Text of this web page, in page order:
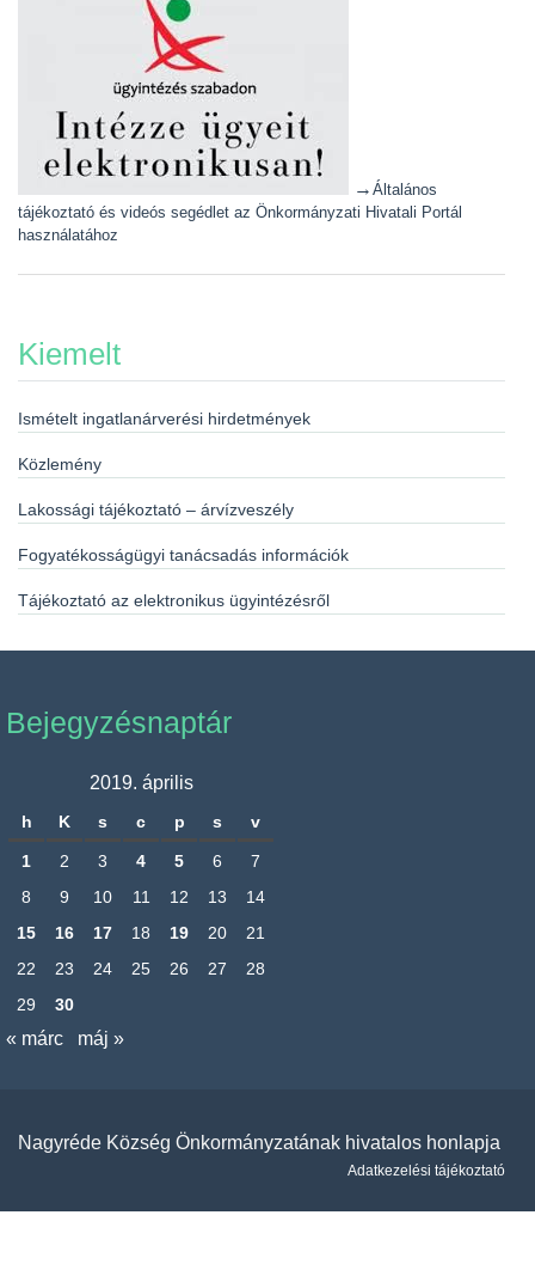
→ Általános
tájékoztató és videós segédlet az Önkormányzati Hivatali Portál
használatához
Kiemelt
Ismételt ingatlanárverési hirdetmények
Közlemény
Lakossági tájékoztató – árvízveszély
Fogyatékosságügyi tanácsadás információk
Tájékoztató az elektronikus ügyintézésről
Bejegyzésnaptár
2019. április
h K s c p s v
1 2 3 4 5 6
7
8
9 10 11 12 13
14
15
16 17 18 19 20
21
22
23 24 25 26 27
28
29
30
« márc máj »
Nagyréde Község Önkormányzatának hivatalos honlapja
Adatkezelési tájékoztató